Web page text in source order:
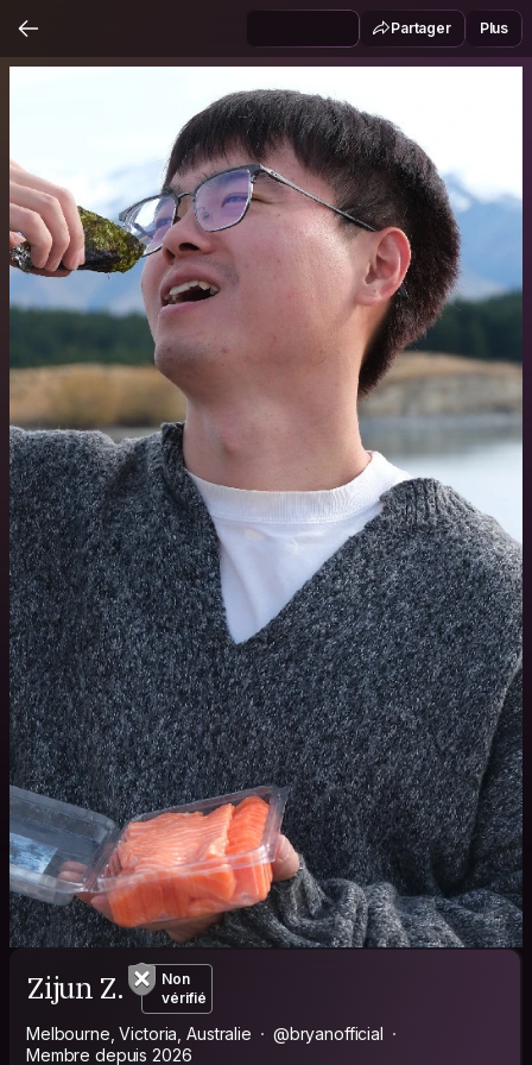
Partager Plus
Zijun Z.
Non
vérifié
Melbourne, Victoria, Australie
@bryanofficial
Membre depuis 2026